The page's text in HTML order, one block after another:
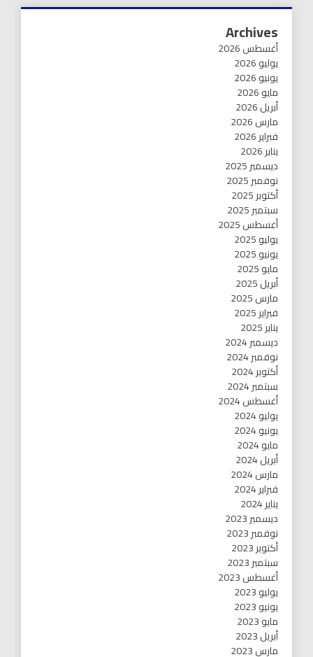
Archives
أغسطس 2026
يوليو 2026
يونيو 2026
مايو 2026
أبريل 2026
مارس 2026
فبراير 2026
يناير 2026
ديسمبر 2025
نوفمبر 2025
أكتوبر 2025
سبتمبر 2025
أغسطس 2025
يوليو 2025
يونيو 2025
مايو 2025
أبريل 2025
مارس 2025
فبراير 2025
يناير 2025
ديسمبر 2024
نوفمبر 2024
أكتوبر 2024
سبتمبر 2024
أغسطس 2024
يوليو 2024
يونيو 2024
مايو 2024
أبريل 2024
مارس 2024
فبراير 2024
يناير 2024
ديسمبر 2023
نوفمبر 2023
أكتوبر 2023
سبتمبر 2023
أغسطس 2023
يوليو 2023
يونيو 2023
مايو 2023
أبريل 2023
مارس 2023